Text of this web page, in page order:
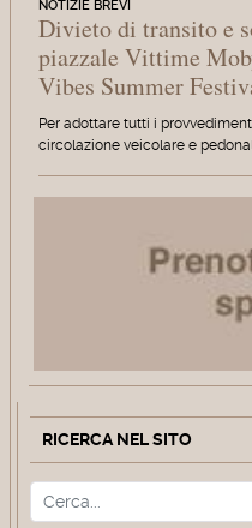
NOTIZIE BREVI
Divieto di transito e
piazzale Vittime
Vibes Summer
Per adottare tutti i
circolazione veicolare e
RICERCA NEL SITO
Cerca